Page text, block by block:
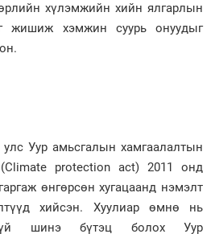
хүлэмжийн хийн ялгарлын
жишиж хэмжин суурь онуудыг
улс Уур амьсгалын хамгаалалтын
(Climate protection act) 2011 онд
өнгөрсөн хугацаанд нэмэлт
хийсэн. Хуулиар өмнө нь
шинэ бүтэц болох Уур